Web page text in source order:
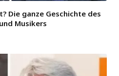
Die ganze Geschichte des
Musikers